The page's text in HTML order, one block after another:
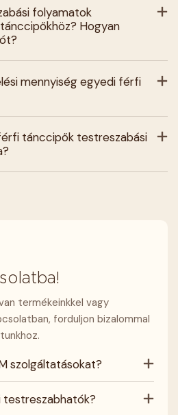
folyamatok
Hogyan
mennyiség egyedi férfi
tánccipők testreszabási
termékeinkkel vagy
forduljon bizalommal
szolgáltatásokat?
testreszabhatók?